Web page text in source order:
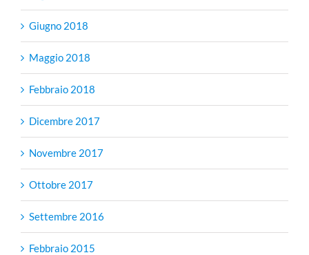
Giugno 2018
Maggio 2018
Febbraio 2018
Dicembre 2017
Novembre 2017
Ottobre 2017
Settembre 2016
Febbraio 2015